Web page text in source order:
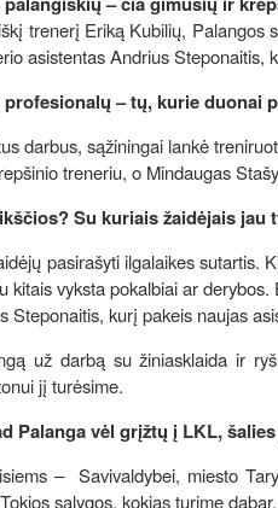
trenerį Eriką Kubilių, Palangos
asistentas Andrius
– tų, kurie duonai
darbus, sąžiningai lankė
treneriu, o Mindaugas
Su kuriais žaidėjais
pasirašyti ilgalaikes sutartis.
kitais vyksta pokalbiai ar
Steponaitis, kurį pakeis naujas
už darbą su žiniasklaida ir
jį turėsime.
Palanga vėl grįžtų į LKL,
– Savivaldybei, miesto
sąlygos, kokias turime